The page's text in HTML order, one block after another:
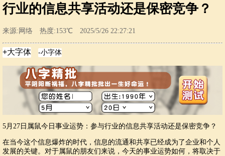
行业的信息共享活动还是保密竞争？
来源:网络 热度:153℃ 2025/5/26 22:27:21
5月27日属鼠今日事业运势：参与行业的信息共享活动还是保密竞争？
在当今这个信息爆炸的时代，信息的流通和共享已经成为了企业和个人
发展的关键。对于属鼠的朋友们来说，今天的事业运势如何，将取决于